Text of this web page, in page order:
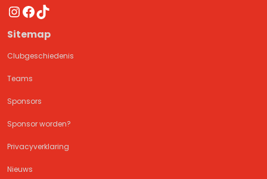
Instagram
Facebook
TikTok
Sitemap
Clubgeschiedenis
Teams
Sponsors
Sponsor worden?
Privacyverklaring
Nieuws